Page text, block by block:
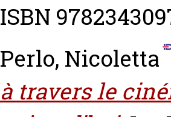
ISBN
Perlo, Nicoletta
à travers le